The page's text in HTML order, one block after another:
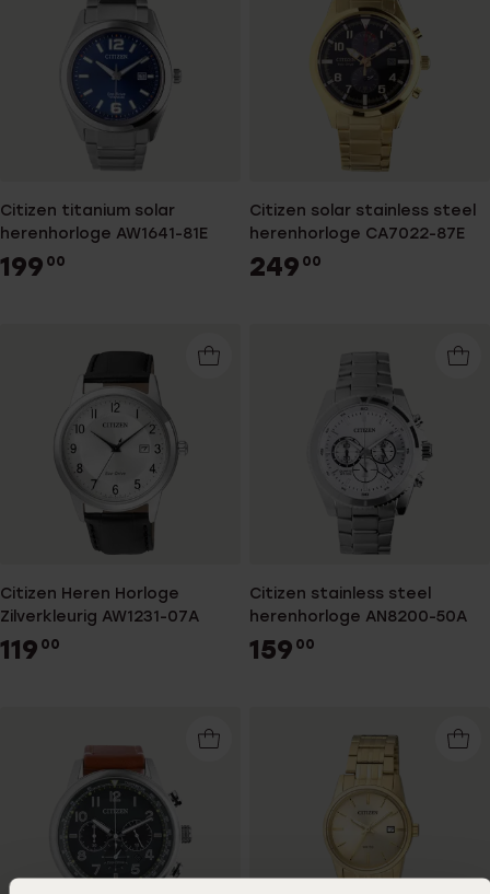
Citizen titanium solar
herenhorloge AW1641-81E
199 00
Citizen solar stainless steel
herenhorloge CA7022-87E
249 00
Citizen Heren Horloge
Zilverkleurig AW1231-07A
119 00
Citizen stainless steel
herenhorloge AN8200-50A
159 00